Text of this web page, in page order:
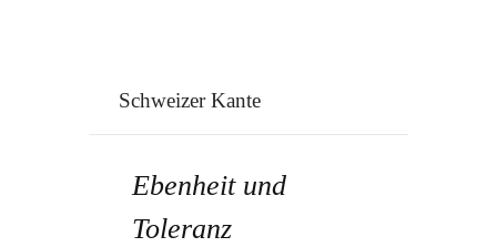
Schweizer Kante
Ebenheit und
Toleranz